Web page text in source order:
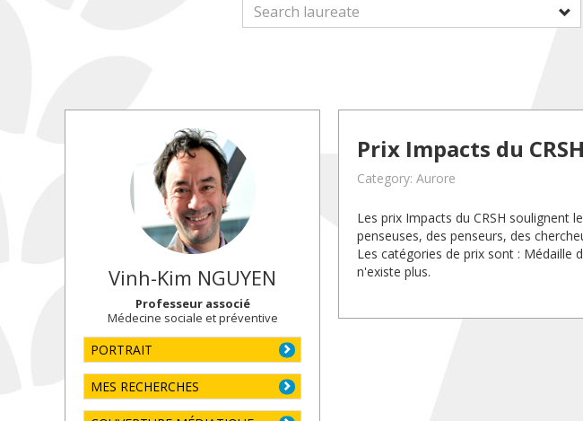
Vinh-Kim NGUYEN
Professeur associé
Médecine sociale et préventive
PORTRAIT
MES RECHERCHES
Prix Impacts du CRSH
Category: Aurore
Les prix Impacts du CRSH soulignent
penseuses, des penseurs, des
Les catégories de prix sont : Médaille
n'existe plus.